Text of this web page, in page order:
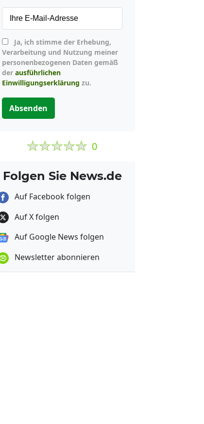
Verarbeitung und Nutzung meiner
personenbezogenen Daten gemäß
der ausführlichen
Einwilligungserklärung zu.
Absenden
0
Folgen Sie News.de
Auf Facebook folgen
Auf X folgen
Auf Google News folgen
Newsletter abonnieren